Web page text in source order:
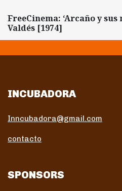
FreeCinema: ‘Arcaño y
Valdés [1974]
INCUBADORA
Inncubadora@gmail.com
contacto
SPONSORS